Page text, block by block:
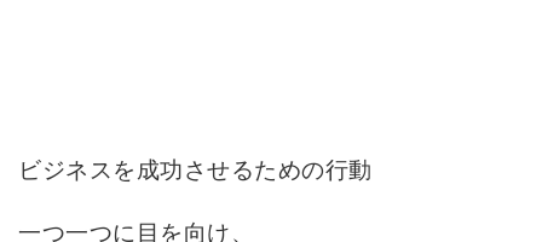
ビジネスを成功させるための行動
一つ一つに目を向け、